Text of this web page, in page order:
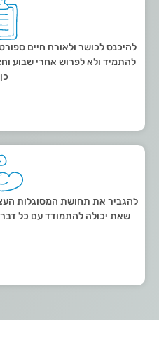
להיכנס לכושר ולאורח חיים
להתמיד ולא לפרוש אחרי שבוע
להגביר את תחושת המסוגלות
שאת יכולה להתמודד עם כל דבר